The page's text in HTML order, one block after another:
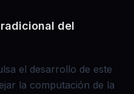
del
el desarrollo de este
la computación de la